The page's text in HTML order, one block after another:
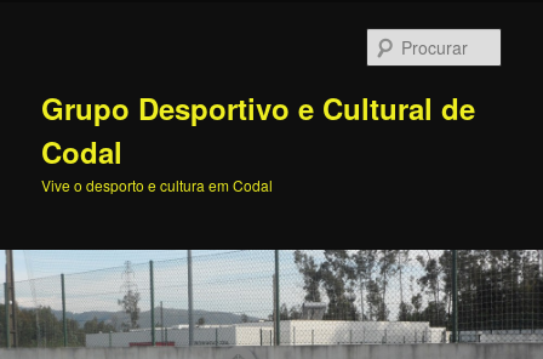
Grupo Desportivo e Cultural de
Codal
Vive o desporto e cultura em Codal